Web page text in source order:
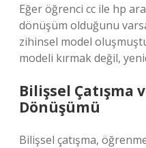
Eğer öğrenci cc ile hp
dönüşüm olduğunu
zihinsel model
modeli kırmak değil,
Bilişsel Çatışma
Dönüşümü
Bilişsel çatışma,